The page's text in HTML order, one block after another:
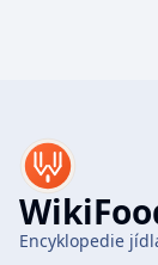
Encyklopedie